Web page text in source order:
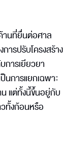
นที่ยื่นต่อศาล
ารปรับโครงสร้าง
การเยียวยา
นการแยกเฉพาะ
น แต่ทั้งนี้ขึ้นอยู่กับ
ทั้งก้อนหรือ